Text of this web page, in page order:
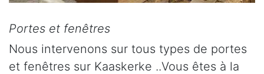
Portes et fenêtres
Nous intervenons sur tous types de portes
et fenêtres sur Kaaskerke ..Vous êtes à la